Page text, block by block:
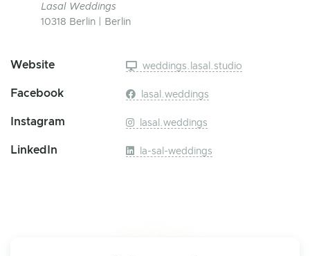
Lasal Weddings
10318 Berlin | Berlin
Website weddings.lasal.studio
Facebook lasal.weddings
Instagram lasal.weddings
LinkedIn la-sal-weddings